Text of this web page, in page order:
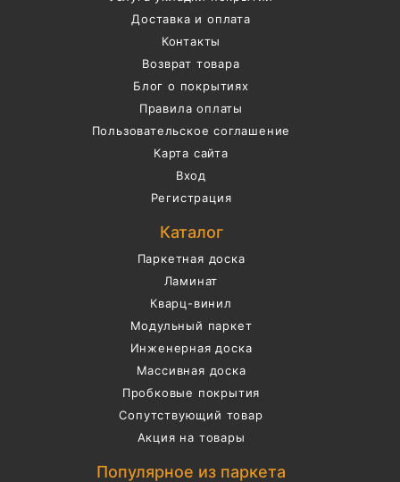
Доставка и оплата
Контакты
Возврат товара
Блог о покрытиях
Правила оплаты
Пользовательское соглашение
Карта сайта
Вход
Регистрация
Каталог
Паркетная доска
Ламинат
Кварц-винил
Модульный паркет
Инженерная доска
Массивная доска
Пробковые покрытия
Сопутствующий товар
Акция на товары
Популярное из паркета